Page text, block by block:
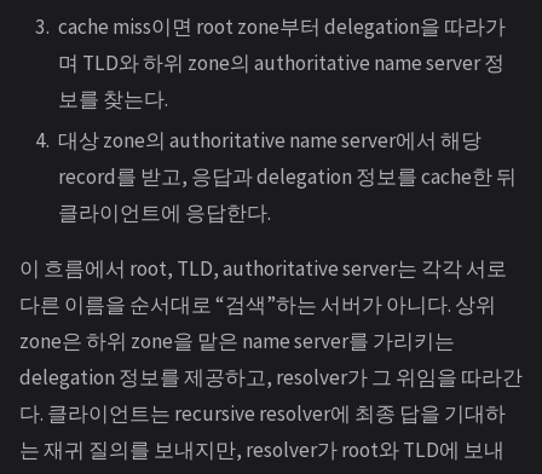
cache miss이면 root zone부터 delegation을 따라가
며 TLD와 하위 zone의 authoritative name server 정
보를 찾는다.
대상 zone의 authoritative name server에서 해당
record를 받고, 응답과 delegation 정보를 cache한 뒤
클라이언트에 응답한다.
이 흐름에서 root, TLD, authoritative server는 각각 서로
다른 이름을 순서대로 “검색”하는 서버가 아니다. 상위
zone은 하위 zone을 맡은 name server를 가리키는
delegation 정보를 제공하고, resolver가 그 위임을 따라간
다. 클라이언트는 recursive resolver에 최종 답을 기대하
는 재귀 질의를 보내지만, resolver가 root와 TLD에 보내